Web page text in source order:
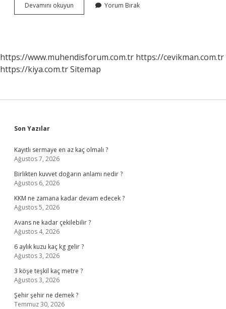
Devamını okuyun Türkiyede
Kaç
Yorum Bırak
https://www.muhendisforum.com.tr https://cevikman.com.tr
https://kiya.com.trSitemap
Sidebar
Son Yazılar
Kayıtlı sermaye en az kaç olmalı ?
Ağustos 7, 2026
Birlikten kuvvet doğarın anlamı nedir ?
Ağustos 6, 2026
KKM ne zamana kadar devam edecek ?
Ağustos 5, 2026
Avans ne kadar çekilebilir ?
Ağustos 4, 2026
6 aylık kuzu kaç kg gelir ?
Ağustos 3, 2026
3 köşe teşkil kaç metre ?
Ağustos 3, 2026
Şehir şehir ne demek ?
Temmuz 30, 2026